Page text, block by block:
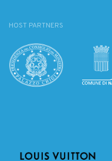
HOST PARTNERS